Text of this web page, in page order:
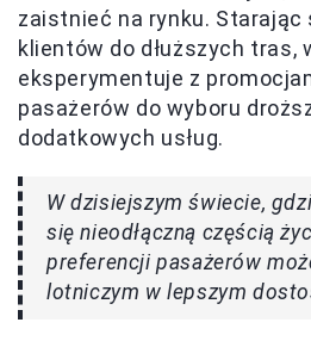
zaistnieć na rynku. Starając
klientów do dłuższych tras,
eksperymentuje z
pasażerów do wyboru
dodatkowych usług.
W dzisiejszym świecie,
się nieodłączną częścią
preferencji pasażerów
lotniczym w lepszym